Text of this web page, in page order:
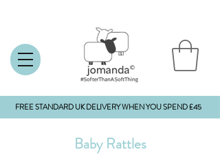
FREE STANDARD UK DELIVERY WHEN YOU SPEND £45
Baby Rattles